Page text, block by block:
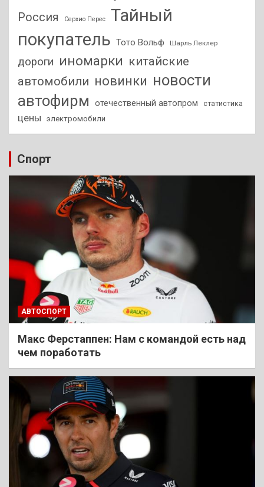
Россия Серхио Перес
Тайный
покупатель Тото Вольф Шарль Леклер
дороги иномарки китайские
автомобили новинки новости
автофирм
отечественный автопром статистика
цены электромобили
Спорт
АВТОСПОРТ
Макс Ферстаппен: Нам с командой есть над
чем поработать